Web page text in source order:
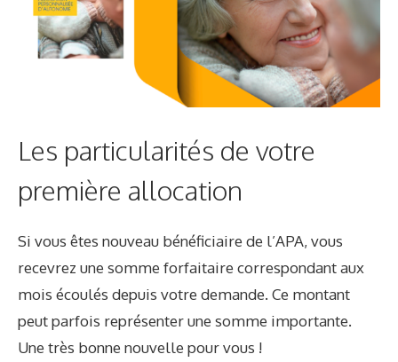
Les particularités de votre
première allocation
Si vous êtes nouveau bénéficiaire de l’APA, vous
recevrez une somme forfaitaire correspondant aux
mois écoulés depuis votre demande. Ce montant
peut parfois représenter une somme importante.
Une très bonne nouvelle pour vous !